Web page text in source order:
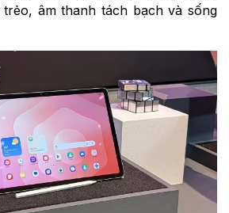
âm thanh tách bạch và sống